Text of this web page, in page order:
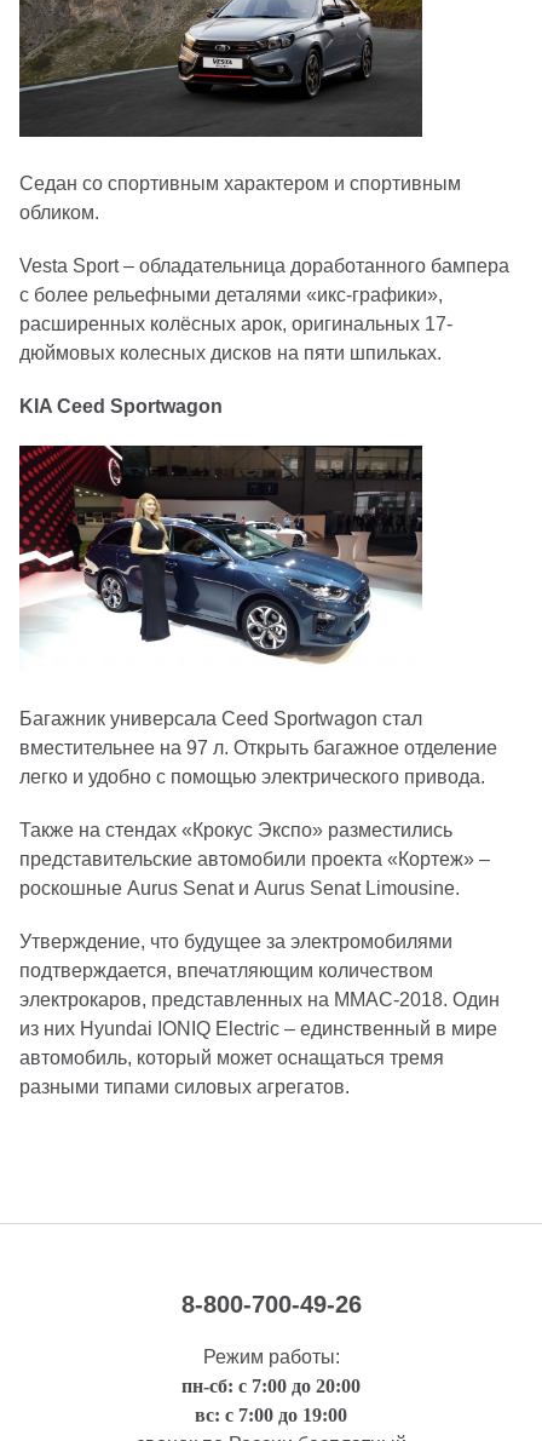
Седан со спортивным характером и спортивным
обликом.
Vesta Sport – обладательница доработанного бампера
с более рельефными деталями «икс-графики»,
расширенных колёсных арок, оригинальных 17-
дюймовых колесных дисков на пяти шпильках.
KIA Ceed Sportwagon
Багажник универсала Ceed Sportwagon стал
вместительнее на 97 л. Открыть багажное отделение
легко и удобно с помощью электрического привода.
Также на стендах «Крокус Экспо» разместились
представительские автомобили проекта «Кортеж» –
роскошные Aurus Senat и Aurus Senat Limousine.
Утверждение, что будущее за электромобилями
подтверждается, впечатляющим количеством
электрокаров, представленных на ММАС-2018. Один
из них Hyundai IONIQ Electric – единственный в мире
автомобиль, который может оснащаться тремя
разными типами силовых агрегатов.
8-800-700-49-26
Режим работы:
пн-сб: с 7:00 до 20:00
вс: с 7:00 до 19:00